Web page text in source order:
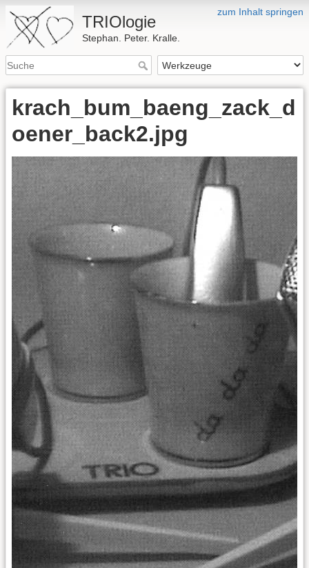
zum Inhalt springen
TRIOlogie
Stephan. Peter. Kralle.
krach_bum_baeng_zack_d
oener_back2.jpg